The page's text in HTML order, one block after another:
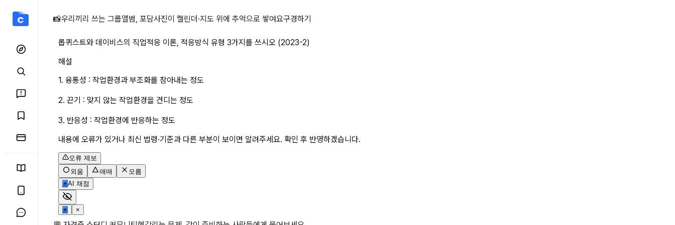
롭퀴스트와 데이비스의 직업적응 이론, 적응방식 유형 3가지를 쓰시오 (2023-2) 상세 페이지
📸우리끼리 쓰는 그룹앨범, 포담사진이 캘린더·지도 위에 추억으로 쌓여요구경하기
롭퀴스트와 데이비스의 직업적응 이론, 적응방식 유형 3가지를 쓰시오 (2023-2)
해설
1. 융통성 : 작업환경과 부조화를 참아내는 정도
2. 끈기 : 맞지 않는 작업환경을 견디는 정도
3. 반응성 : 작업환경에 반응하는 정도
내용에 오류가 있거나 최신 법령·기준과 다른 부분이 보이면 알려주세요. 확인 후 반영하겠습니다.
오류 제보
외움
애매
모름
✳AI 채점
✳ ×